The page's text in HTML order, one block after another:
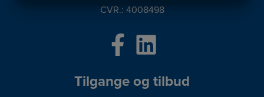
CVR.: 4008498
Tilgange og tilbud
MARKETING STATISTIK